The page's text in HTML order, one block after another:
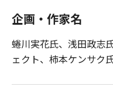
企画・作家名
蜷川実花氏、浅田政志
ェクト、柿本ケンサク